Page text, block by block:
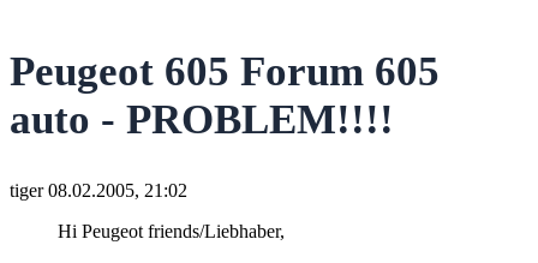
Peugeot 605 Forum 605
auto - PROBLEM!!!!
tiger 08.02.2005, 21:02
Hi Peugeot friends/Liebhaber,